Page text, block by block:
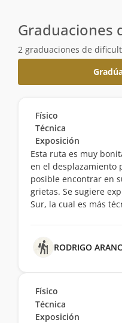
Graduaciones
2 graduaciones de
Físico
Técnica
Exposición
Esta ruta es muy
en el desplazamiento
posible encontrar en
grietas. Se sugiere
Sur, la cual es más
RODRIGO
Físico
Técnica
Exposición